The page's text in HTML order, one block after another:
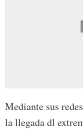
Mediante sus
la llegada dl